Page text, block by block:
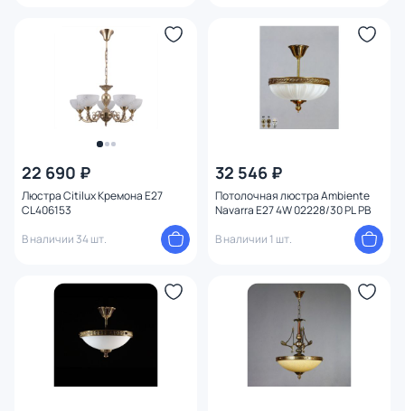
22 690 ₽
Люстра Citilux Кремона E27
CL406153
В наличии 34 шт.
32 546 ₽
Потолочная люстра Ambiente
Navarra E27 4W 02228/30 PL PB
В наличии 1 шт.
Материал плафона
Материал
Цвет плафона